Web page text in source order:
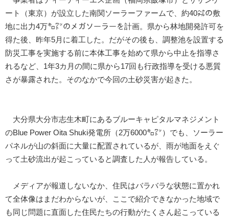
ート（東京）が設立した南関ソーラーファームで、約40㌶の敷
地に出力4万㌔㍗のメガソーラーを計画。県から林地開発許可を
得た後、昨年5月に着工した。だがその後も、調整池を設置する
防災工事を実施する前に本体工事を始めて県から中止を指導さ
れるなど、1年3カ月の間に県から17回も行政指導を受ける悪質
さが暴露された。そのなかで今回の土砂災害が起きた。
大分県大分市志生木町にあるブルーキャピタルマネジメント
のBlue Power Oita Shuki発電所（2万6000㌔㍗）でも、ソーラー
パネルが山の斜面に大量に配置されているが、雨が地面をえぐ
って土砂流出が起こっていると調査した人が報告している。
メディアが報道しないなか、住民はバラバラな状態に置かれ
て全体像はまだわからないが、ここで紹介できなかった地域で
も同じ問題に直面した住民たちの行動がたくさん起こっている